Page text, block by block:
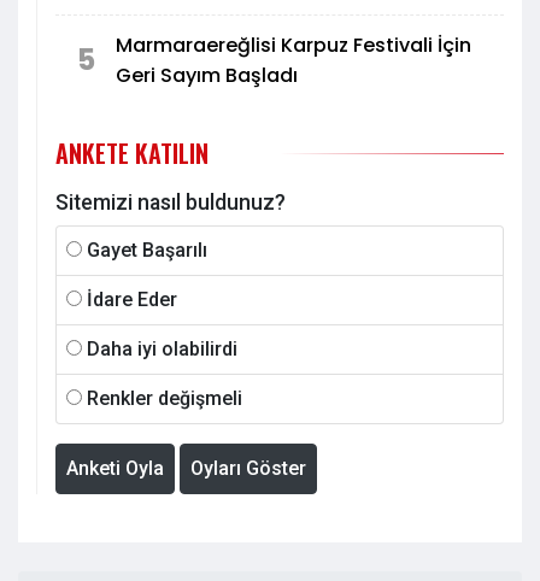
5
Marmaraereğlisi Karpuz Festivali İçin
Geri Sayım Başladı
ANKETE KATILIN
Sitemizi nasıl buldunuz?
Gayet Başarılı
İdare Eder
Daha iyi olabilirdi
Renkler değişmeli
Anketi Oyla Oyları Göster